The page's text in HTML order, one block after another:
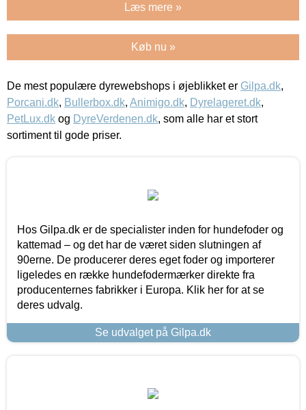
Læs mere »
Køb nu »
De mest populære dyrewebshops i øjeblikket er Gilpa.dk,
Porcani.dk, Bullerbox.dk, Animigo.dk, Dyrelageret.dk,
PetLux.dk og DyreVerdenen.dk, som alle har et stort
sortiment til gode priser.
Hos Gilpa.dk er de specialister inden for hundefoder og
kattemad – og det har de været siden slutningen af
90erne. De producerer deres eget foder og importerer
ligeledes en række hundefodermærker direkte fra
producenternes fabrikker i Europa. Klik her for at se
deres udvalg.
Se udvalget på Gilpa.dk